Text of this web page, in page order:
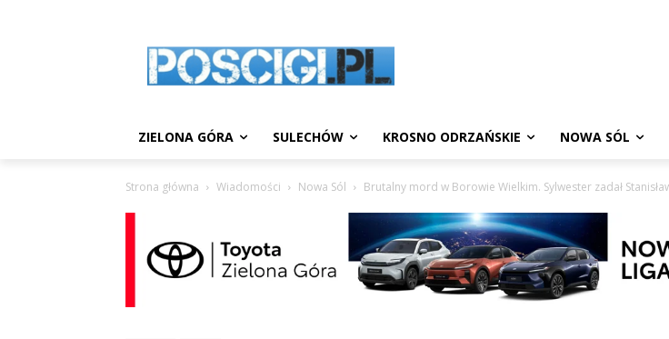
ZIELONA GÓRA SULECHÓW KROSNO ODRZAŃSKIE NOWA SÓL
Strona główna Wiadomości Nowa Sól Brutalny mord w Borowie Wielkim. Sylwester zadał